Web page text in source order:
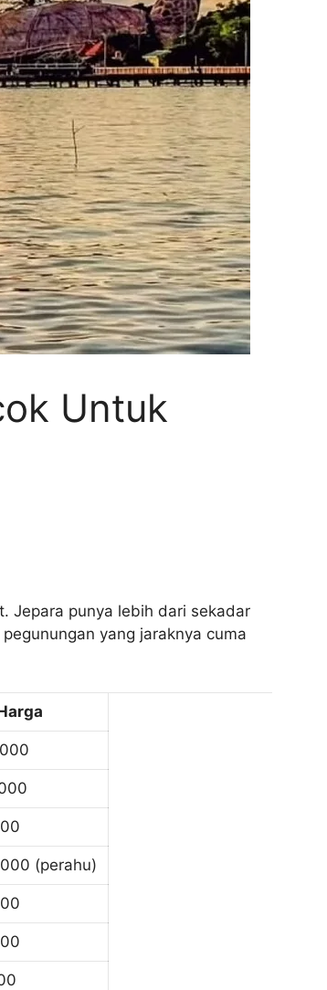
Untuk
Jepara punya lebih dari sekadar
yang jaraknya cuma
(perahu)